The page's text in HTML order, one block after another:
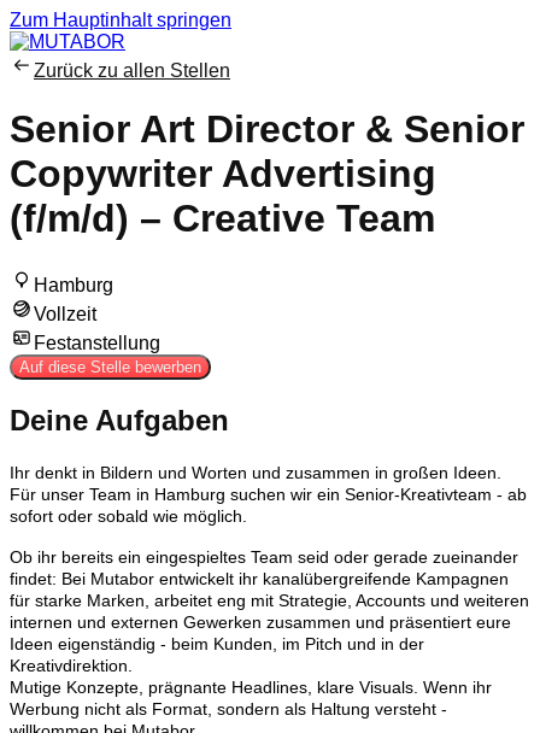
Zum Hauptinhalt springen
Zurück zu allen Stellen
Senior Art Director & Senior
Copywriter Advertising
(f/m/d) – Creative Team
Hamburg
Vollzeit
Festanstellung
Auf diese Stelle bewerben
Deine Aufgaben
Ihr denkt in Bildern und Worten und zusammen in großen Ideen.
Für unser Team in Hamburg suchen wir ein Senior-Kreativteam - ab
sofort oder sobald wie möglich.
Ob ihr bereits ein eingespieltes Team seid oder gerade zueinander
findet: Bei Mutabor entwickelt ihr kanalübergreifende Kampagnen
für starke Marken, arbeitet eng mit Strategie, Accounts und weiteren
internen und externen Gewerken zusammen und präsentiert eure
Ideen eigenständig - beim Kunden, im Pitch und in der
Kreativdirektion.
Mutige Konzepte, prägnante Headlines, klare Visuals. Wenn ihr
Werbung nicht als Format, sondern als Haltung versteht -